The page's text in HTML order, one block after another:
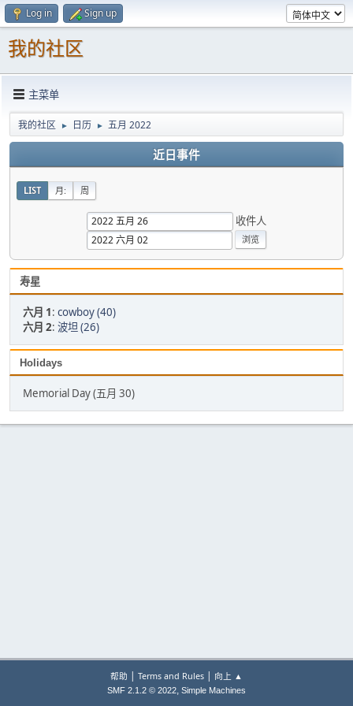
Log in Sign up
我的社区
主菜单
我的社区 ► 日历 ► 五月 2022
近日事件
LIST 月: 周
收件人
寿星
六月 1: cowboy (40)
六月 2: 波坦 (26)
Holidays
Memorial Day (五月 30)
帮助 | Terms and Rules | 向上 ▲
SMF 2.1.2 © 2022, Simple Machines